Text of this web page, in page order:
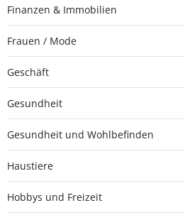
Finanzen & Immobilien
Frauen / Mode
Geschäft
Gesundheit
Gesundheit und Wohlbefinden
Haustiere
Hobbys und Freizeit